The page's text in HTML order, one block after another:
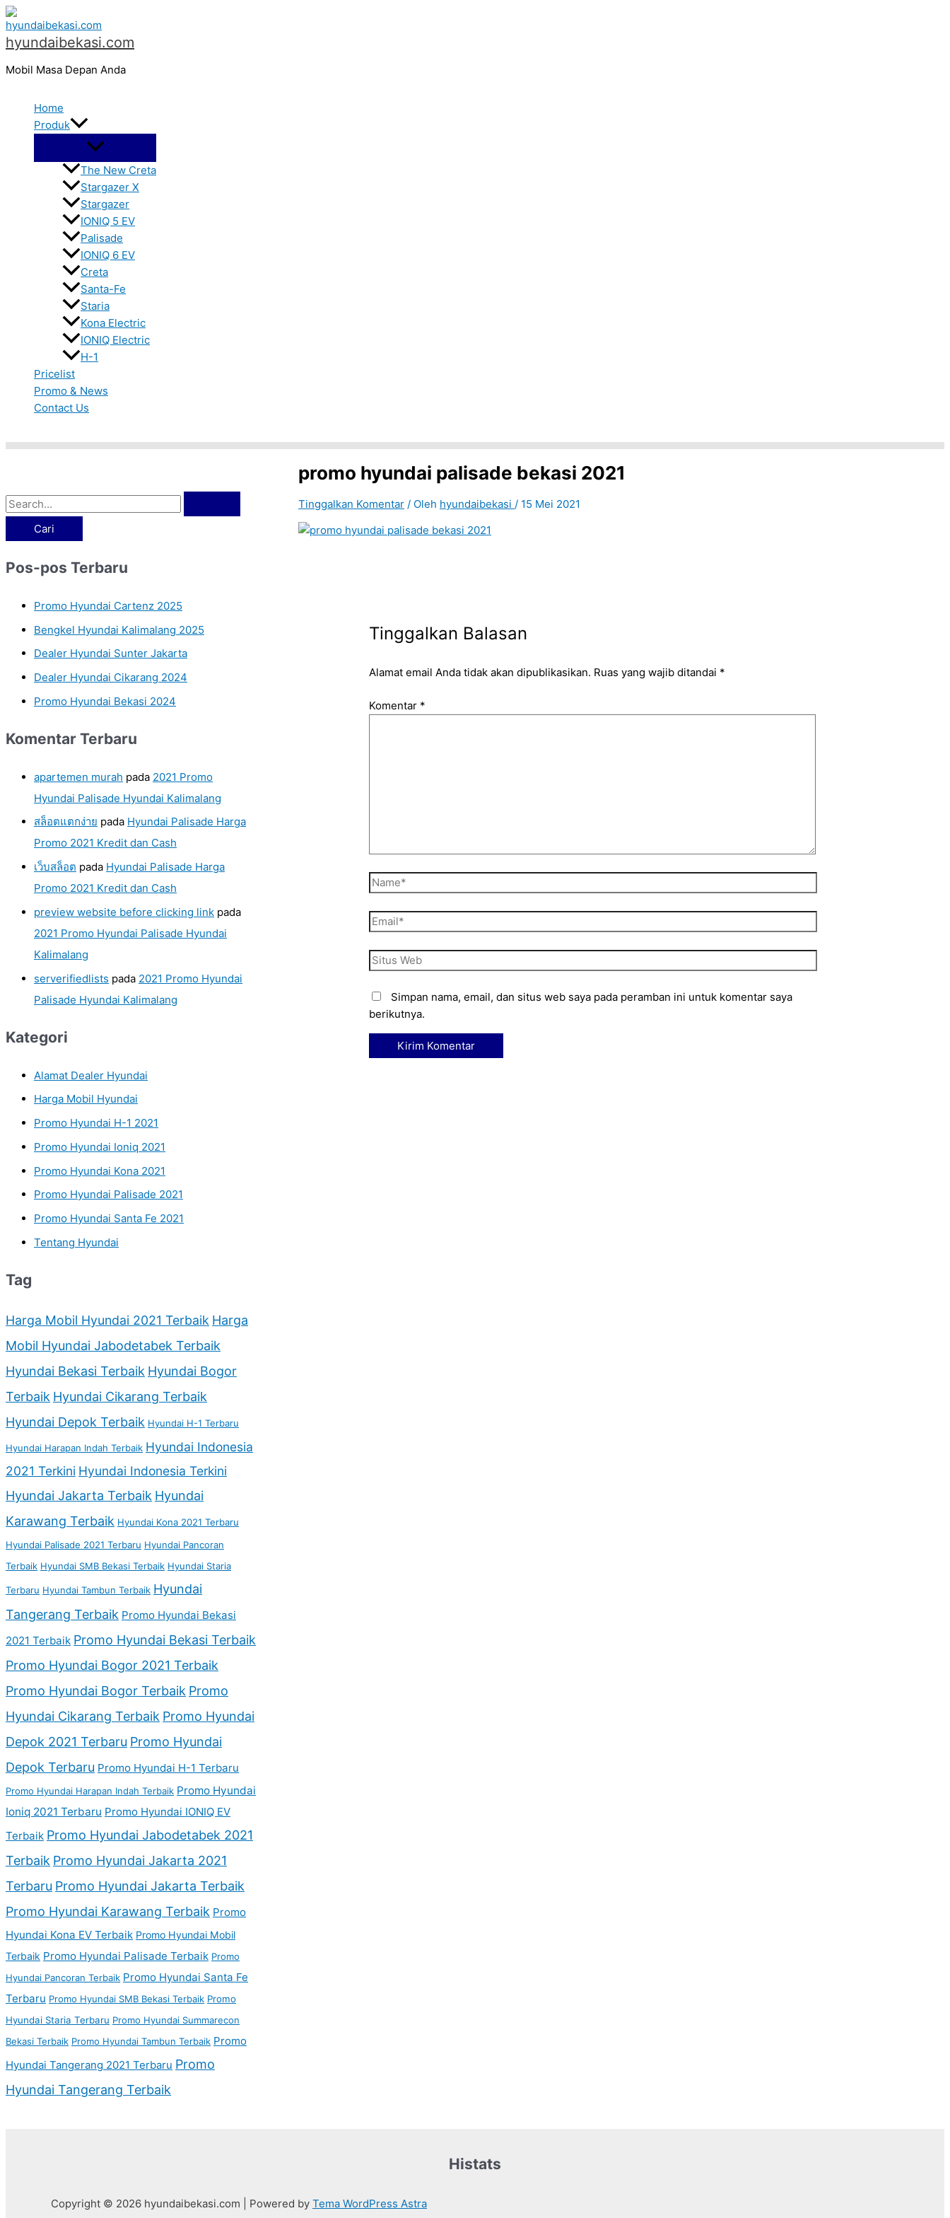
Lewati
ke
konten
hyundaibekasi.com
Mobil Masa Depan Anda
Home
Produk
The New Creta
Stargazer X
Stargazer
IONIQ 5 EV
Palisade
IONIQ 6 EV
Creta
Santa-Fe
Staria
Kona Electric
IONIQ Electric
H-1
Pricelist
Promo & News
Contact Us
C
a
r
i
Pos-pos Terbaru
Promo Hyundai Cartenz 2025
Bengkel Hyundai Kalimalang 2025
Dealer Hyundai Sunter Jakarta
Dealer Hyundai Cikarang 2024
Promo Hyundai Bekasi 2024
Komentar Terbaru
apartemen murah pada 2021 Promo
Hyundai Palisade Hyundai Kalimalang
สล็อตแตกง่าย pada Hyundai Palisade Harga
Promo 2021 Kredit dan Cash
เว็บสล็อต pada Hyundai Palisade Harga
Promo 2021 Kredit dan Cash
preview website before clicking link pada
2021 Promo Hyundai Palisade Hyundai
Kalimalang
serverifiedlists pada 2021 Promo Hyundai
Palisade Hyundai Kalimalang
Kategori
Alamat Dealer Hyundai
Harga Mobil Hyundai
Promo Hyundai H-1 2021
Promo Hyundai Ioniq 2021
Promo Hyundai Kona 2021
Promo Hyundai Palisade 2021
Promo Hyundai Santa Fe 2021
Tentang Hyundai
Tag
Harga Mobil Hyundai 2021 Terbaik Harga
Mobil Hyundai Jabodetabek Terbaik
Hyundai Bekasi Terbaik Hyundai Bogor
Terbaik Hyundai Cikarang Terbaik
Hyundai Depok Terbaik Hyundai H-1 Terbaru
Hyundai Harapan Indah Terbaik Hyundai Indonesia
2021 Terkini Hyundai Indonesia Terkini
Hyundai Jakarta Terbaik Hyundai
Karawang Terbaik Hyundai Kona 2021 Terbaru
Hyundai Palisade 2021 Terbaru Hyundai Pancoran
Terbaik Hyundai SMB Bekasi Terbaik Hyundai Staria
Terbaru Hyundai Tambun Terbaik Hyundai
Tangerang Terbaik Promo Hyundai Bekasi
2021 Terbaik Promo Hyundai Bekasi Terbaik
Promo Hyundai Bogor 2021 Terbaik
Promo Hyundai Bogor Terbaik Promo
Hyundai Cikarang Terbaik Promo Hyundai
Depok 2021 Terbaru Promo Hyundai
Depok Terbaru Promo Hyundai H-1 Terbaru
Promo Hyundai Harapan Indah Terbaik Promo Hyundai
Ioniq 2021 Terbaru Promo Hyundai IONIQ EV
Terbaik Promo Hyundai Jabodetabek 2021
Terbaik Promo Hyundai Jakarta 2021
Terbaru Promo Hyundai Jakarta Terbaik
Promo Hyundai Karawang Terbaik Promo
Hyundai Kona EV Terbaik Promo Hyundai Mobil
Terbaik Promo Hyundai Palisade Terbaik Promo
Hyundai Pancoran Terbaik Promo Hyundai Santa Fe
Terbaru Promo Hyundai SMB Bekasi Terbaik Promo
Hyundai Staria Terbaru Promo Hyundai Summarecon
Bekasi Terbaik Promo Hyundai Tambun Terbaik Promo
Hyundai Tangerang 2021 Terbaru Promo
Hyundai Tangerang Terbaik
promo hyundai palisade bekasi 2021
Tinggalkan Komentar / Oleh hyundaibekasi / 15 Mei 2021
Tinggalkan Balasan
Alamat email Anda tidak akan dipublikasikan. Ruas yang wajib ditandai *
Komentar *
Simpan nama, email, dan situs web saya pada peramban ini untuk komentar saya
berikutnya.
Histats
Copyright © 2026 hyundaibekasi.com | Powered by Tema WordPress Astra